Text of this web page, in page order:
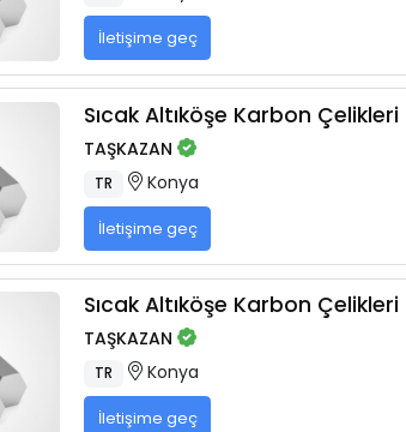
İletişime geç
Sıcak Altıköşe Karbon Çelikleri
TAŞKAZAN
TR Konya
İletişime geç
Sıcak Altıköşe Karbon Çelikleri
TAŞKAZAN
TR Konya
İletişime geç